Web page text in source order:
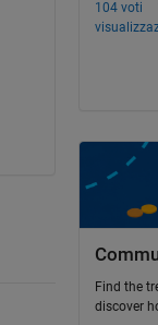
Find the
discover